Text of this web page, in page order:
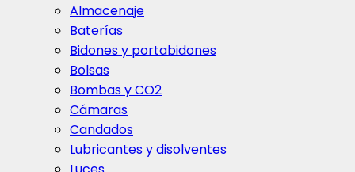
Almacenaje
Baterías
Bidones y portabidones
Bolsas
Bombas y CO2
Cámaras
Candados
Lubricantes y disolventes